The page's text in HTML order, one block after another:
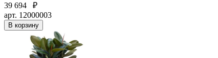
39 694
₽
арт. 12000003
В корзину